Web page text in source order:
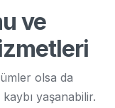
ve
olsa da
kaybı yaşanabilir.